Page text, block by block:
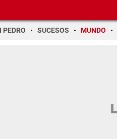
PEDRO SUCESOS MUNDO